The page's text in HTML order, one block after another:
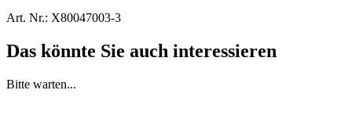
Art. Nr.: X80047003-3
Das könnte Sie auch interessieren
Bitte warten...